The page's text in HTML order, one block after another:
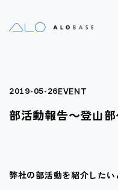
2019-05-26EVENT
部活動報告～登山
弊社の部活動を紹介したい